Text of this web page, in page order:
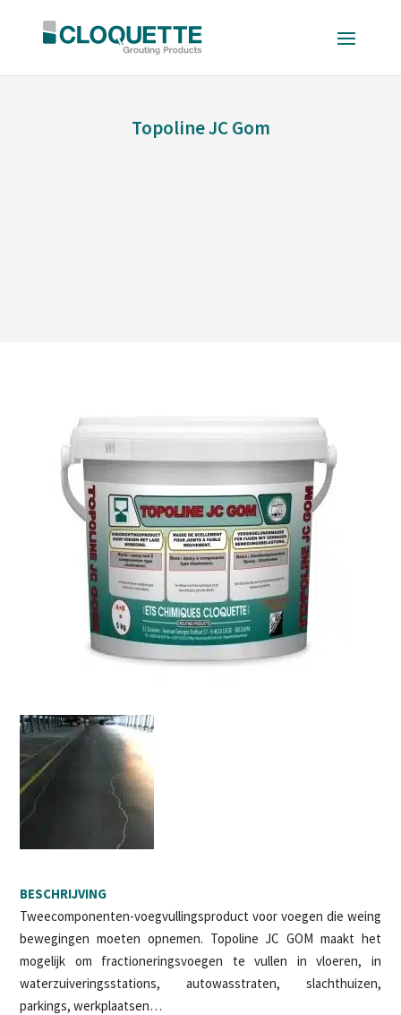
Topoline JC Gom
BESCHRIJVING
Tweecomponenten-voegvullingsproduct voor voegen die weing
bewegingen moeten opnemen. Topoline JC GOM maakt het
mogelijk om fractioneringsvoegen te vullen in vloeren, in
waterzuiveringsstations, autowasstraten, slachthuizen,
parkings, werkplaatsen…